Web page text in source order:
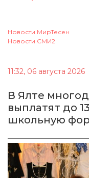
Новости МирТесен
Новости СМИ2
11:32, 06 августа 2026
В Ялте
выплатят до
школьную